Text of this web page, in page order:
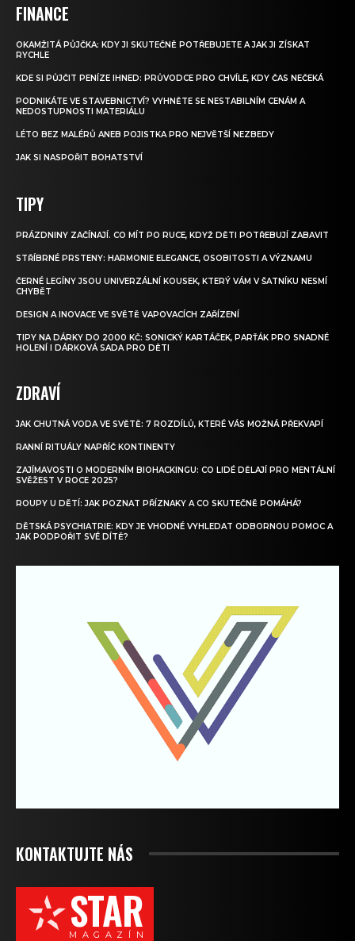
FINANCE
OKAMŽITÁ PŮJČKA: KDY JI SKUTEČNĚ POTŘEBUJETE A JAK JI ZÍSKAT
RYCHLE
KDE SI PŮJČIT PENÍZE IHNED: PRŮVODCE PRO CHVÍLE, KDY ČAS NEČEKÁ
PODNIKÁTE VE STAVEBNICTVÍ? VYHNĚTE SE NESTABILNÍM CENÁM A
NEDOSTUPNOSTI MATERIÁLU
LÉTO BEZ MALÉRŮ ANEB POJISTKA PRO NEJVĚTŠÍ NEZBEDY
JAK SI NASPOŘIT BOHATSTVÍ
TIPY
PRÁZDNINY ZAČÍNAJÍ. CO MÍT PO RUCE, KDYŽ DĚTI POTŘEBUJÍ ZABAVIT
STŘÍBRNÉ PRSTENY: HARMONIE ELEGANCE, OSOBITOSTI A VÝZNAMU
ČERNÉ LEGÍNY JSOU UNIVERZÁLNÍ KOUSEK, KTERÝ VÁM V ŠATNÍKU NESMÍ
CHYBĚT
DESIGN A INOVACE VE SVĚTĚ VAPOVACÍCH ZAŘÍZENÍ
TIPY NA DÁRKY DO 2000 KČ: SONICKÝ KARTÁČEK, PARŤÁK PRO SNADNÉ
HOLENÍ I DÁRKOVÁ SADA PRO DĚTI
ZDRAVÍ
JAK CHUTNÁ VODA VE SVĚTĚ: 7 ROZDÍLŮ, KTERÉ VÁS MOŽNÁ PŘEKVAPÍ
RANNÍ RITUÁLY NAPŘÍČ KONTINENTY
ZAJÍMAVOSTI O MODERNÍM BIOHACKINGU: CO LIDÉ DĚLAJÍ PRO MENTÁLNÍ
SVĚŽEST V ROCE 2025?
ROUPY U DĚTÍ: JAK POZNAT PŘÍZNAKY A CO SKUTEČNĚ POMÁHÁ?
DĚTSKÁ PSYCHIATRIE: KDY JE VHODNÉ VYHLEDAT ODBORNOU POMOC A
JAK PODPOŘIT SVÉ DÍTĚ?
KONTAKTUJTE NÁS
STAR
M A G A Z Í N